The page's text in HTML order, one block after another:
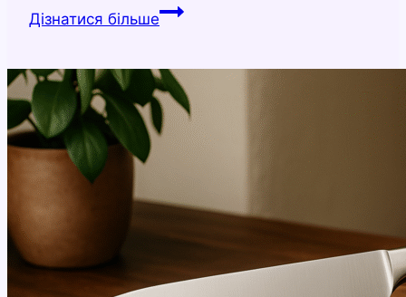
Дізнатися більшеПривітання
та
хлопця:
найкраща